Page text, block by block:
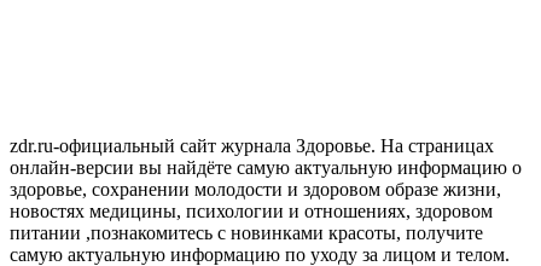
zdr.ru-официальный сайт журнала Здоровье. На страницах
онлайн-версии вы найдёте самую актуальную информацию о
здоровье, сохранении молодости и здоровом образе жизни,
новостях медицины, психологии и отношениях, здоровом
питании ,познакомитесь с новинками красоты, получите
самую актуальную информацию по уходу за лицом и телом.